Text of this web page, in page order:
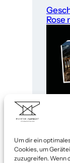
Um dir ein
Cookies, um
zuzugreifen. Wenn
Rose